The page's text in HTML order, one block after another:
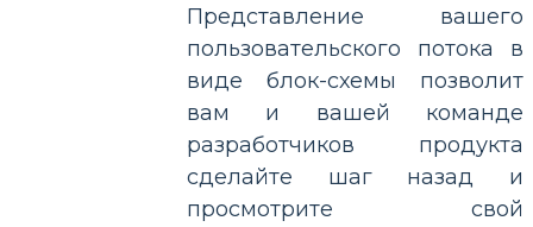
Представление вашего
пользовательского потока в
виде блок-схемы позволит
вам и вашей команде
разработчиков продукта
сделайте шаг назад и
просмотрите свой